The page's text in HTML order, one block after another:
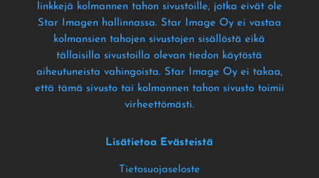
linkkejä kolmannen tahon sivustoille, jotka eivät ole
Star Imagen hallinnassa. Star Image Oy ei vastaa
kolmansien tahojen sivustojen sisällöstä eikä
tällaisilla sivustoilla olevan tiedon käytöstä
aiheutuneista vahingoista. Star Image Oy ei takaa,
että tämä sivusto tai kolmannen tahon sivusto toimii
virheettömästi.
Lisätietoa Evästeistä
Tietosuojaseloste